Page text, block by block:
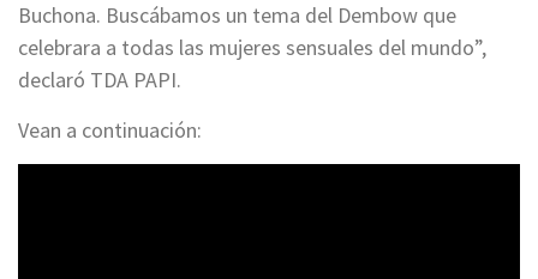
Buchona. Buscábamos un tema del Dembow que
celebrara a todas las mujeres sensuales del mundo”,
declaró TDA PAPI.
Vean a continuación: